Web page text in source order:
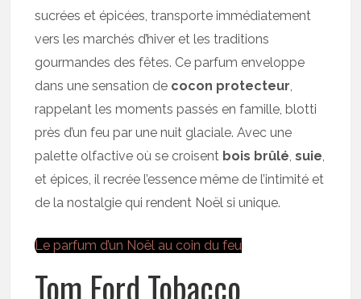
sucrées et épicées, transporte immédiatement
vers les marchés d’hiver et les traditions
gourmandes des fêtes. Ce parfum enveloppe
dans une sensation de cocon protecteur
rappelant les moments passés en famille, blotti
près d’un feu par une nuit glaciale. Avec une
palette olfactive où se croisent bois brûlé ,suie
et épices, il recrée l’essence même de l’intimité et
de la nostalgie qui rendent Noël si unique.
Le parfum d’un Noël au coin du feu
Tom Ford Tobacco